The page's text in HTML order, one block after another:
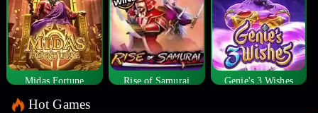
Midas Fortune Rise of Samurai Genie's 3 Wishes
Hot Games